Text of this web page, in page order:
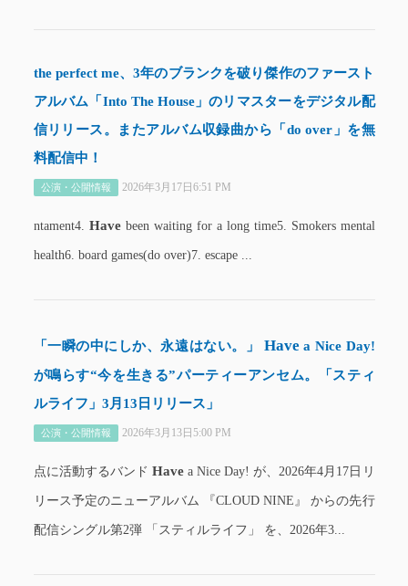
the perfect me、3年のブランクを破り傑作のファースト
アルバム「Into The House」のリマスターをデジタル配
信リリース。またアルバム収録曲から「do over」を無
料配信中！
公演・公開情報 2026年3月17日6:51 PM
ntament4. Havebeen waiting for a long time5. Smokers mental
health6. board games(do over)7. escape ...
「一瞬の中にしか、永遠はない。」 Have a Nice Day!
が鳴らす“今を生きる”パーティーアンセム。「スティ
ルライフ」3月13日リリース」
公演・公開情報 2026年3月13日5:00 PM
点に活動するバンド Havea Nice Day! が、2026年4月17日リ
リース予定のニューアルバム 『CLOUD NINE』 からの先行
配信シングル第2弾 「スティルライフ」 を、2026年3...